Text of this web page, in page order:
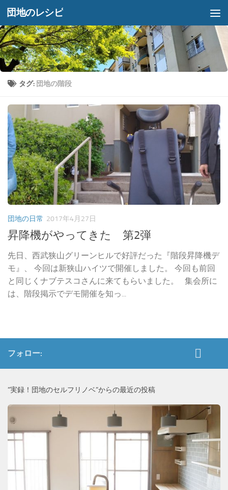
コンテンツへスキップ
団地のレシピ
タグ: 団地の階段
団地の日常 2017年4月27日
昇降機がやってきた 第2弾
先日、西武狭山グリーンヒルで好評だった『階段昇降機デ
モ』、 今回は新狭山ハイツで開催しました。 今回も前回
と同じくナブテスコさんに来てもらいました。 集会所に
は、階段掲示でデモ開催を知っ...
フォロー:
”実録！団地のセルフリノベ”からの最近の投稿